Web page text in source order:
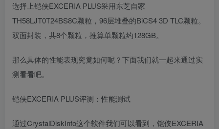
选择上铠侠EXCERIA PLUS采用东芝自家
TH58LJT0T24BS8C颗粒，96层堆叠的BiCS4 3D TLC颗粒。
双面封装，共8个颗粒，推算单颗粒约128GB。
那么具体的性能表现究竟如何呢？下面我们就一起来通过实
测看看吧。
铠侠EXCERIA PLUS评测：性能测试
通过CrystalDiskInfo这个软件我们可以看到，铠侠EXCERIA